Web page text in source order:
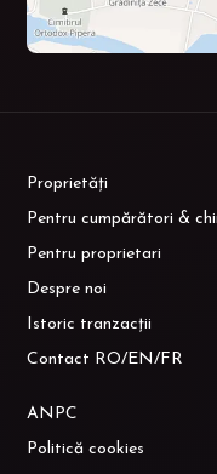
Proprietăți
Pentru cumpărători &
Pentru proprietari
Despre noi
Istoric tranzacții
Contact RO/EN/FR
ANPC
Politică cookies